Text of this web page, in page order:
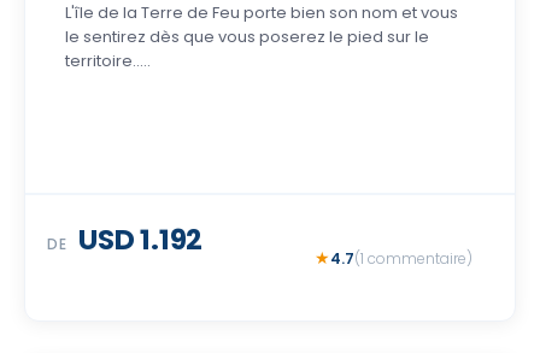
L'île de la Terre de Feu porte bien son nom et vous
le sentirez dès que vous poserez le pied sur le
territoire.....
DE USD 1.192 4.7(1 commentaire)